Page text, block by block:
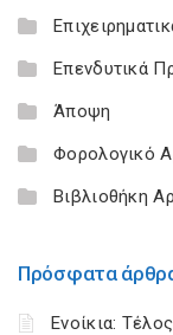
Επενδυτικά
Άποψη
Φορολογικό
Βιβλιοθήκη
Πρόσφατα
Ενοίκια: